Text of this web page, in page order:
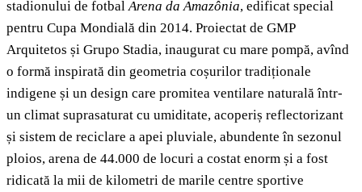
stadionului de fotbalArena da Amazônia, edificat special
pentru Cupa Mondială din 2014. Proiectat de GMP
Arquitetos și Grupo Stadia, inaugurat cu mare pompă, avînd
o formă inspirată din geometria coșurilor tradiționale
indigene și un design care promitea ventilare naturală într-
un climat suprasaturat cu umiditate, acoperiș reflectorizant
și sistem de reciclare a apei pluviale, abundente în sezonul
ploios, arena de 44.000 de locuri a costat enorm și a fost
ridicată la mii de kilometri de marile centre sportive